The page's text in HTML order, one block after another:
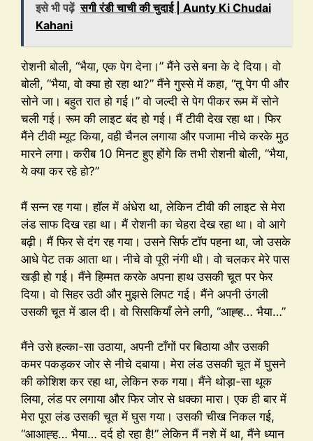
इसे भी पढ़ें सगी रंडी चाची की चुदाई | Aunty Ki Chudai
Kahani
रोशनी बोली, “भैया, एक पेग देना।” मैंने उसे बना के दे दिया। वो
बोली, “भैया, वो क्या हो रहा था?” मैंने गुस्से में कहा, “तू पेग पी और
सोने जा। बहुत रात हो गई।” वो जल्दी से पेग पीकर रूम में सोने
चली गई। रूम की लाइट बंद हो गई। मैं टीवी देख रहा था। फिर
मैंने टीवी म्यूट किया, वही चैनल लगाया और पजामा नीचे करके मुठ
मारने लगा। करीब 10 मिनट हुए होंगे कि तभी रोशनी बोली, “भैया,
ये क्या कर रहे हो?”
मैं सन्न रह गया। हॉल में अंधेरा था, लेकिन टीवी की लाइट से मेरा
लंड साफ दिख रहा था। मैं रोशनी का चेहरा देख रहा था। वो आगे
बढ़ी। मैं फिर से दंग रह गया। उसने सिर्फ टॉप पहना था, जो उसके
आधे पेट तक आता था। नीचे वो पूरी नंगी थी। वो चलकर मेरे पास
खड़ी हो गई। मैंने हिम्मत करके अपना हाथ उसकी चूत पर फेर
दिया। वो सिहर उठी और मुझसे लिपट गई। मैंने अपनी उंगली
उसकी चूत में डाल दी। वो सिसकियाँ लेने लगी, “आह्ह… भैया…”
मैंने उसे हल्का-सा उठाया, अपनी टाँगों पर बिठाया और उसकी
कमर पकड़कर जोर से नीचे दबाया। मेरा लंड उसकी चूत में घुसने
की कोशिश कर रहा था, लेकिन रुक गया। मैंने थोड़ा-सा थूक
लिया, लंड पर लगाया और फिर जोर से धक्का मारा। एक ही बार में
मेरा पूरा लंड उसकी चूत में घुस गया। उसकी चीख निकल गई,
“आआह्ह… भैया… दर्द हो रहा है!” लेकिन मैं नशे में था, मैंने ध्यान